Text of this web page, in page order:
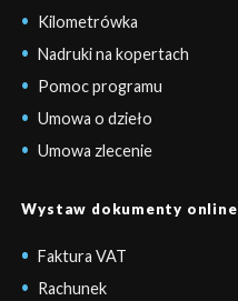
Kilometrówka
Nadruki na kopertach
Pomoc programu
Umowa o dzieło
Umowa zlecenie
Wystaw dokumenty online
Faktura VAT
Rachunek